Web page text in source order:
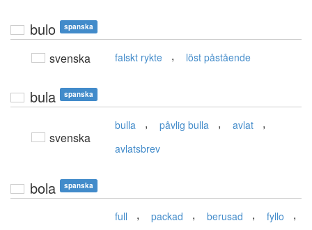
bulo spanska
svenska falskt rykte , löst påstående
bula spanska
svenska
bulla , påvlig bulla , avlat ,
avlatsbrev
bola spanska
full , packad , berusad , fyllo ,